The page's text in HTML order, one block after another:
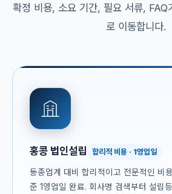
확정 비용, 소요 기간, 필요 서류, FAQ
로 이동합니다.
홍콩 법인설립 합리적 비용 · 1영업일
동종업계 대비 합리적이고 전문적인 비
준 1영업일 완료. 회사명 검색부터 설립